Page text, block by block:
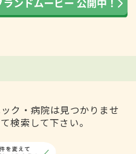
ク・病院は見つかりませ
検索して下さい。